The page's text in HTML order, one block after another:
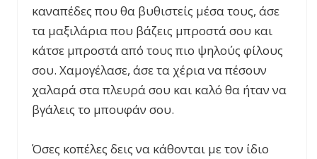
καναπέδες που θα βυθιστείς μέσα τους, άσε
τα μαξιλάρια που βάζεις μπροστά σου και
κάτσε μπροστά από τους πιο ψηλούς φίλους
σου. Χαμογέλασε, άσε τα χέρια να πέσουν
χαλαρά στα πλευρά σου και καλό θα ήταν να
βγάλεις το μπουφάν σου.
Όσες κοπέλες δεις να κάθονται με τον ίδιο